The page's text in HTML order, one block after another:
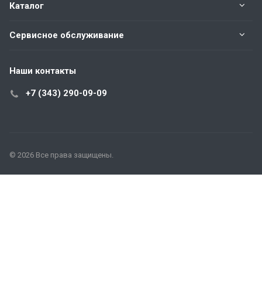
Каталог
Сервисное обслуживание
Наши контакты
+7 (343) 290-09-09
© 2026 Все права защищены.